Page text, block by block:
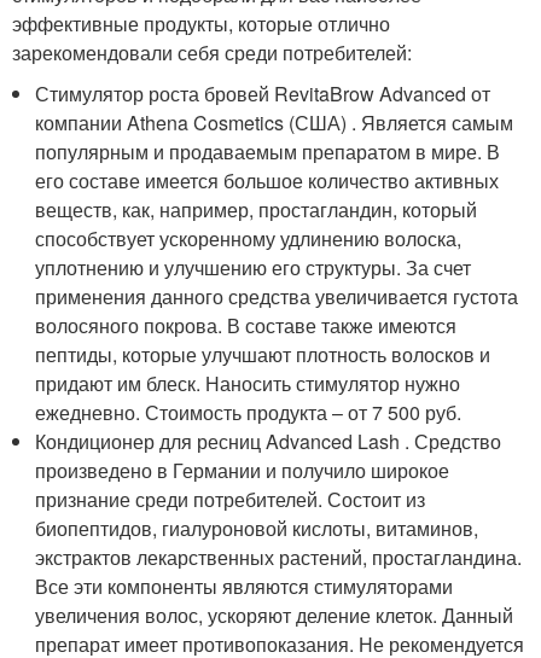
эффективные продукты, которые отлично
зарекомендовали себя среди потребителей:
Стимулятор роста бровей RevitaBrow Advanced от
компании Athena Cosmetics (США) . Является самым
популярным и продаваемым препаратом в мире. В
его составе имеется большое количество активных
веществ, как, например, простагландин, который
способствует ускоренному удлинению волоска,
уплотнению и улучшению его структуры. За счет
применения данного средства увеличивается густота
волосяного покрова. В составе также имеются
пептиды, которые улучшают плотность волосков и
придают им блеск. Наносить стимулятор нужно
ежедневно. Стоимость продукта – от 7 500 руб.
Кондиционер для ресниц Advanced Lash . Средство
произведено в Германии и получило широкое
признание среди потребителей. Состоит из
биопептидов, гиалуроновой кислоты, витаминов,
экстрактов лекарственных растений, простагландина.
Все эти компоненты являются стимуляторами
увеличения волос, ускоряют деление клеток. Данный
препарат имеет противопоказания. Не рекомендуется